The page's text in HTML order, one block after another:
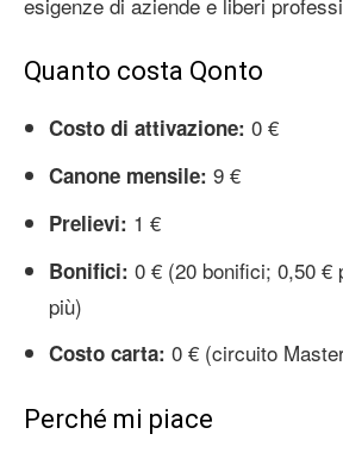
Quanto costa Qonto
Costo di attivazione: 0 €
Canone mensile: 9 €
Prelievi: 1 €
Bonifici: 0 € (20 bonifici; 0,50 €
più)
Costo carta: 0 € (circuito
Perché mi piace